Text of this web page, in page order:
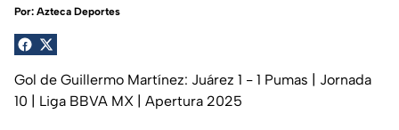
Por: Azteca Deportes
Gol de Guillermo Martínez: Juárez 1 - 1 Pumas | Jornada
10 | Liga BBVA MX | Apertura 2025